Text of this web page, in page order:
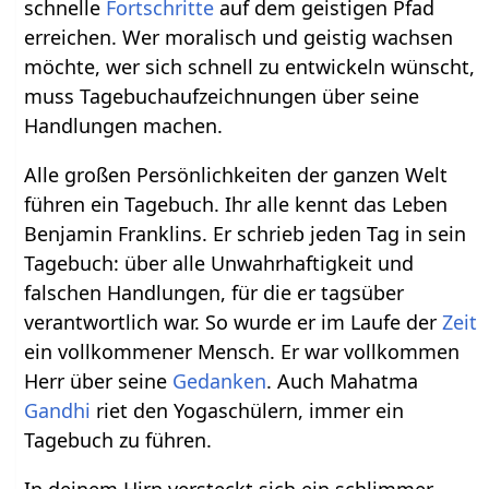
schnelle Fortschritte auf dem geistigen Pfad
erreichen. Wer moralisch und geistig wachsen
möchte, wer sich schnell zu entwickeln wünscht,
muss Tagebuchaufzeichnungen über seine
Handlungen machen.
Alle großen Persönlichkeiten der ganzen Welt
führen ein Tagebuch. Ihr alle kennt das Leben
Benjamin Franklins. Er schrieb jeden Tag in sein
Tagebuch: über alle Unwahrhaftigkeit und
falschen Handlungen, für die er tagsüber
verantwortlich war. So wurde er im Laufe derZeit
ein vollkommener Mensch. Er war vollkommen
Herr über seine Gedanken. Auch Mahatma
Gandhi riet den Yogaschülern, immer ein
Tagebuch zu führen.